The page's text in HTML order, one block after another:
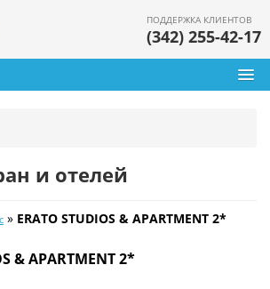
ПОДДЕРЖКА КЛИЕНТОВ
(342) 255-42-17
и отелей
» ERATO STUDIOS & APARTMENT 2*
& APARTMENT 2*